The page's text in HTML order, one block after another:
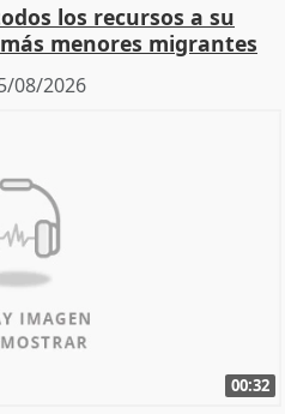
los recursos a su
menores migrantes
08/2026
00:32